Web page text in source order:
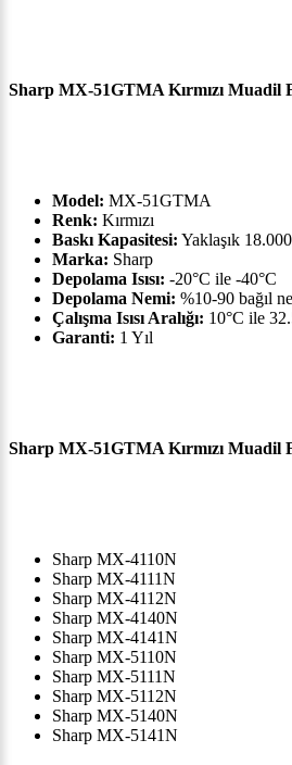
Sharp MX-51GTMA Kırmızı
Model: MX-51GTMA
Renk: Kırmızı
Baskı Kapasitesi: Yaklaşık
Marka: Sharp
Depolama Isısı: -20°C ile -40°C
Depolama Nemi: %10-90 bağıl
Çalışma Isısı Aralığı: 10°C ile
Garanti: 1 Yıl
Sharp MX-51GTMA Kırmızı Muadil
Sharp MX-4110N
Sharp MX-4111N
Sharp MX-4112N
Sharp MX-4140N
Sharp MX-4141N
Sharp MX-5110N
Sharp MX-5111N
Sharp MX-5112N
Sharp MX-5140N
Sharp MX-5141N